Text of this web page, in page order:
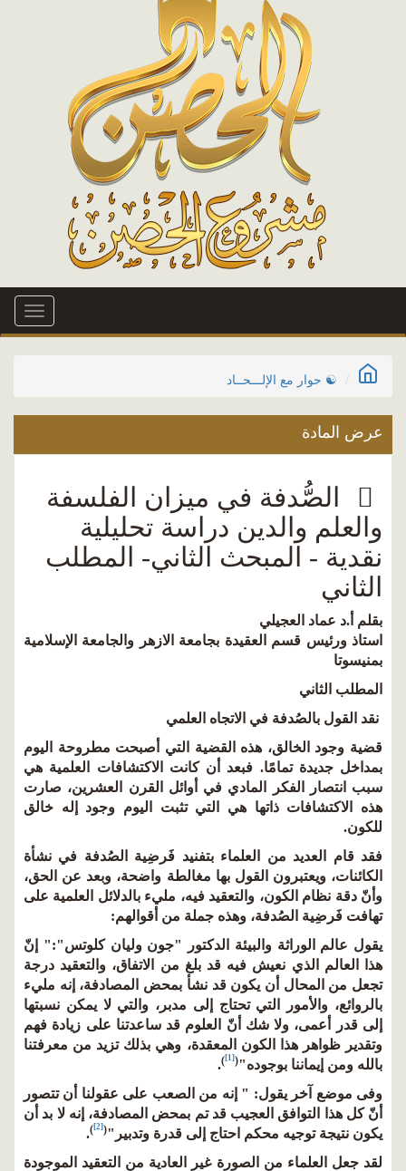
Toggle
☯ حوار مع الإلـــحــاد
عرض المادة
الصُّدفة في ميزان الفلسفة
والعلم والدين دراسة تحليلية
نقدية - المبحث الثاني- المطلب
الثاني
بقلم أ.د عماد العجيلي
استاذ ورئيس قسم العقيدة بجامعة الازهر والجامعة الإسلامية
بمنيسوتا
المطلب الثاني
نقد القول بالصُدفة في الاتجاه العلمي
قضية وجود الخالق، هذه القضية التي أصبحت مطروحة اليوم
بمداخل جديدة تمامًا. فبعد أن كانت الاكتشافات العلمية هي
سبب انتصار الفكر المادي في أوائل القرن العشرين، صارت
هذه الاكتشافات ذاتها هي التي تثبت اليوم وجود إله خالق
للكون.
فقد قام العديد من العلماء بتفنيد فَرضِية الصُدفة في نشأة
الكائنات، ويعتبرون القول بها مغالطة واضحة، وبعد عن الحق،
وأنّ دقة نظام الكون، والتعقيد فيه، مليء بالدلائل العلمية على
تهافت فَرضِية الصُدفة، وهذه جملة من أقوالهم:
يقول عالم الوراثة والبيئة الدكتور "جون وليان كلوتس":" إنّ
هذا العالم الذي نعيش فيه قد بلغ من الاتفاق، والتعقيد درجة
تجعل من المحال أن يكون قد نشأ بمحض المصادفة، إنه مليء
بالروائع، والأمور التي تحتاج إلى مدبر، والتي لا يمكن نسبتها
إلى قدر أعمى، ولا شك أنّ العلوم قد ساعدتنا على زيادة فهم
وتقدير ظواهر هذا الكون المعقدة، وهي بذلك تزيد من معرفتنا
بالله ومن إيماننا بوجوده"(
[1]
)
.
وفى موضع آخر يقول: " إنه من الصعب على عقولنا أن تتصور
أنّ كل هذا التوافق العجيب قد تم بمحض المصادفة، إنه لا بد أن
يكون نتيجة توجيه محكم احتاج إلى قدرة وتدبير"(
[2]
)
.
لقد جعل العلماء من الصورة غير العادية من التعقيد الموجودة